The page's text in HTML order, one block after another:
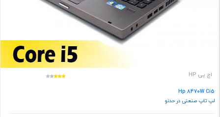
اچ پی HP
Hp 8470W Ci5
لپ تاپ صنعتی در حدنو